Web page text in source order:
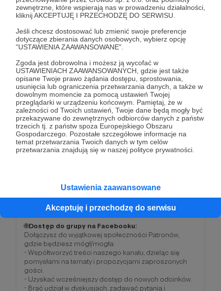
zewnętrzne, które wspierają nas w prowadzeniu działalności,
kliknij AKCEPTUJĘ I PRZECHODZĘ DO SERWISU.
Jeśli chcesz dostosować lub zmienić swoje preferencje
dotyczące zbierania danych osobowych, wybierz opcję
"USTAWIENIA ZAAWANSOWANE".
Zgoda jest dobrowolna i możesz ją wycofać w
USTAWIENIACH ZAAWANSOWANYCH, gdzie jest także
opisane Twoje prawo żądania dostępu, sprostowania,
usunięcia lub ograniczenia przetwarzania danych, a także w
dowolnym momencie za pomocą ustawień Twojej
przeglądarki w urządzeniu końcowym. Pamiętaj, że w
zależności od Twoich ustawień, Twoje dane będą mogły być
przekazywane do zewnętrznych odbiorców danych z państw
trzecich tj. z państw spoza Europejskiego Obszaru
Gospodarczego. Pozostałe szczegółowe informacje na
temat przetwarzania Twoich danych w tym celów
przetwarzania znajdują się w naszej polityce prywatności.
Ustawienia zaawansowane
Akceptuję i przechodzę do serwisu
Bardzo dziękujemy za Twoje wsparcie!
Jest ono dla nas ogromnie cenne, a serce
okazane naszemu projektowi i zaufanie, którym
nas obdarzasz, są niezwykle budujące.
Wierzymy, że wielkie dobro tworzy się dzięki tym,
którzy dzielą się nawet tym, co najmniejsze.
Każda, nawet najmniejsza wpłata, ma dla nas
ogromne znaczenie i przyczynia się do realizacji
naszej misji szerzenia Ewangelii.
Co otrzymujesz jako nasz Patron?
kapłani - możemy i bardzo chcemy dla Ciebie zrobić :)
Bądź pewien, że co tydzień, w każdą sobotę będziemy
sprawować Eucharystię za Ciebie i za Twoje sprawy.
🌐Dostęp do grupy na Facebooku:
Dołączysz do wyjątkowej społeczności Patronów,
gdzie będziesz mógł/mogła:
- Współtworzyć treści naszego kanału, dzieląc się
pomysłami na tematy i propozycjami zaproszonych
gości.
- Uzyskać wcześniejszy dostęp do nowych odcinków.
- Brać udział w dyskusjach, zadawać pytania i